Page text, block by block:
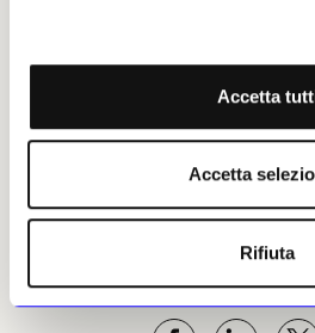
Accetta
Accetta
Rifiuta
cui centenario della nascita
Thaddaeus Ropac a Londra
provenienti direttamente
Rauschenberg Foundation.
gennaio 2025 | © Riproduzione